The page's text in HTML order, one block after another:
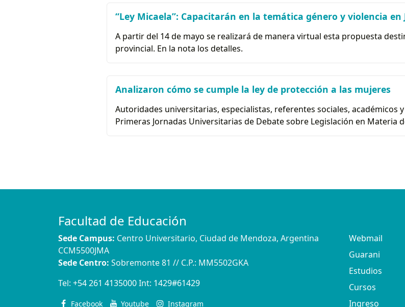
“Ley Micaela”: Capacitarán en la temática género y violencia en
A partir del 14 de mayo se realizará de manera virtual esta propuesta
provincial. En la nota los detalles.
Analizaron cómo se cumple la ley de protección a las mujeres
Autoridades universitarias, especialistas, referentes sociales, académicos
Primeras Jornadas Universitarias de Debate sobre Legislación en Materia
Facultad de Educación
Sede Campus: Centro Universitario, Ciudad de Mendoza, Argentina
CCM5500JMA
Sede Centro: Sobremonte 81 // C.P.: MM5502GKA
Tel: +54 261 4135000Int: 1429#61429
Facebook Youtube Instagram
Webmail
Guarani
Estudios
Cursos
Ingreso